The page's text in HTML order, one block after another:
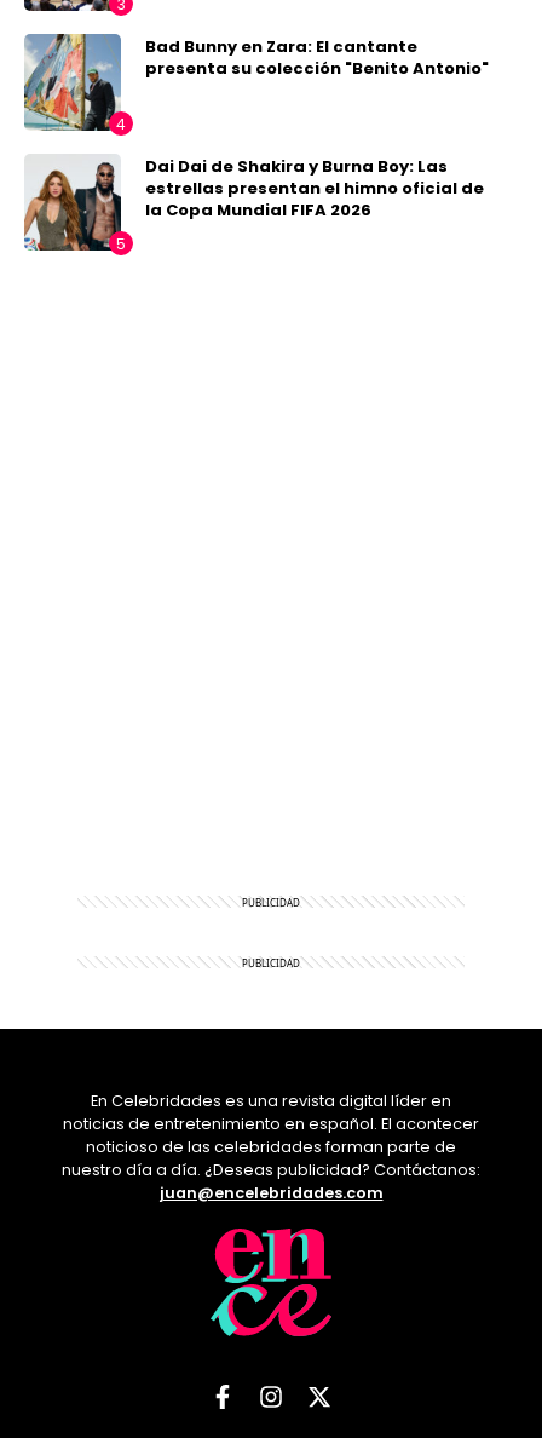
Bad Bunny en Zara: El cantante
presenta su colección "Benito Antonio"
Dai Dai de Shakira y Burna Boy: Las
estrellas presentan el himno oficial de
la Copa Mundial FIFA 2026
En Celebridades es una revista digital líder en
noticias de entretenimiento en español. El acontecer
noticioso de las celebridades forman parte de
nuestro día a día. ¿Deseas publicidad? Contáctanos:
juan@encelebridades.com